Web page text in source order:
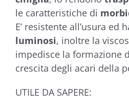
le caratteristiche di
E’ resistente all’usura ed
luminosi, inoltre la
impedisce la formazione
crescita degli acari della
UTILE DA SAPERE: